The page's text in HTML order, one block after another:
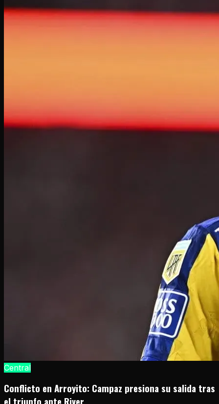
Central
Conflicto en Arroyito: Campaz presiona su salida tras